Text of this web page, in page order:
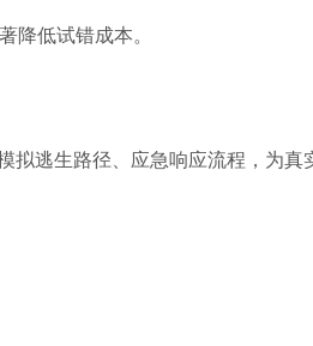
降低试错成本。
拟逃生路径、应急响应流程，为真